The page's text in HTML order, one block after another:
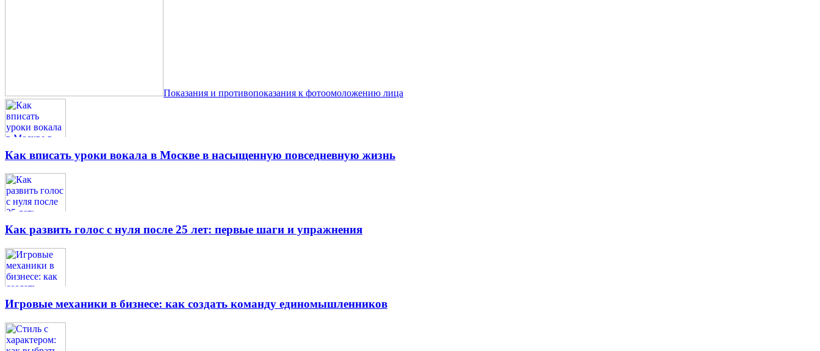
Показания и противопоказания к фотоомоложению лица
Как вписать уроки вокала в Москве в насыщенную повседневную жизнь
Как развить голос с нуля после 25 лет: первые шаги и упражнения
Игровые механики в бизнесе: как создать команду единомышленников